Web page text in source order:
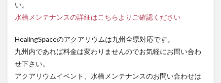
い。
水槽メンテナンスの詳細はこちらよりご確認ください
HealingSpaceのアクアリウムは九州全県対応です。
九州内であれば料金は変わりませんのでお気軽にお問い合わ
せ下さい。
アクアリウムイベント、水槽メンテナンスのお問い合わせは